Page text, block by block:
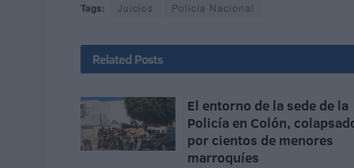
Tags: Juicios Policía Nacional
Related Posts
El entorno de la sede de la
Policía en Colón,
por cientos de menores
marroquíes